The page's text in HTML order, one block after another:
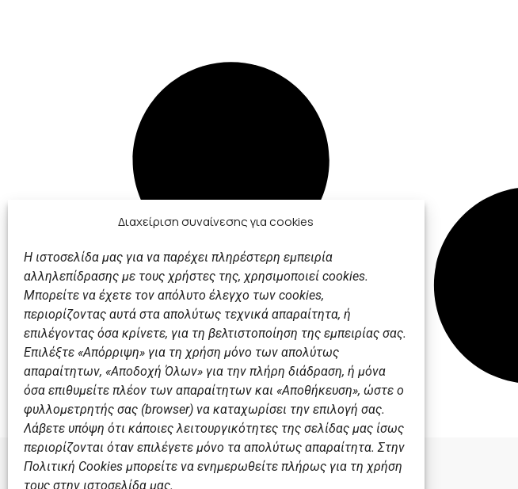
Διαχείριση συναίνεσης για cookies
Η ιστοσελίδα μας για να παρέχει πληρέστερη εμπειρία
αλληλεπίδρασης με τους χρήστες της, χρησιμοποιεί cookies.
Μπορείτε να έχετε τον απόλυτο έλεγχο των cookies,
περιορίζοντας αυτά στα απολύτως τεχνικά απαραίτητα, ή
επιλέγοντας όσα κρίνετε, για τη βελτιστοποίηση της εμπειρίας σας.
Επιλέξτε «Απόρριψη» για τη χρήση μόνο των απολύτως
απαραίτητων, «Αποδοχή Όλων» για την πλήρη διάδραση, ή μόνα
όσα επιθυμείτε πλέον των απαραίτητων και «Αποθήκευση», ώστε ο
φυλλομετρητής σας (browser) να καταχωρίσει την επιλογή σας.
Λάβετε υπόψη ότι κάποιες λειτουργικότητες της σελίδας μας ίσως
περιορίζονται όταν επιλέγετε μόνο τα απολύτως απαραίτητα. Στην
Πολιτική Cookies μπορείτε να ενημερωθείτε πλήρως για τη χρήση
τους στην ιστοσελίδα μας.